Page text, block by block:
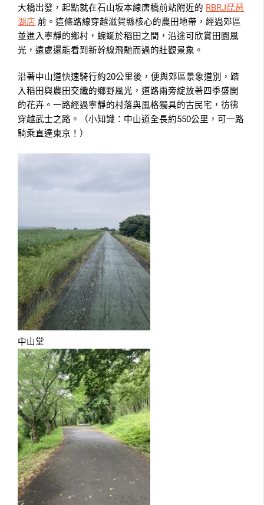
大橋出發，起點就在石山坂本線唐橋前站附近的 RBRJ琵琶
湖店 前。這條路線穿越滋賀縣核心的農田地帶，經過郊區
並進入寧靜的鄉村，蜿蜒於稻田之間，沿途可欣賞田園風
光，遠處還能看到新幹線飛馳而過的壯觀景象。
沿著中山道快速騎行約20公里後，便與郊區景象道別，踏
入稻田與農田交織的鄉野風光，道路兩旁綻放著四季盛開
的花卉。一路經過寧靜的村落與風格獨具的古民宅，彷彿
穿越武士之路。（小知識：中山道全長約550公里，可一路
騎乘直達東京！）
中山堂